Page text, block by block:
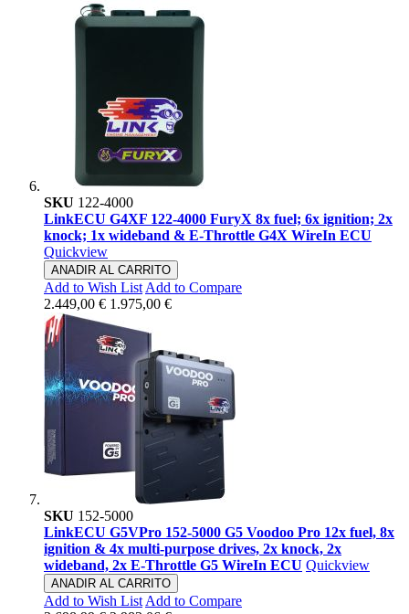
SKU 122-4000
LinkECU G4XF 122-4000 FuryX 8x fuel; 6x ignition; 2x
knock; 1x wideband & E-Throttle G4X WireIn ECU
Quickview
ANADIR AL CARRITO
Add to Wish List Add to Compare
2.449,00 € 1.975,00 €
SKU 152-5000
LinkECU G5VPro 152-5000 G5 Voodoo Pro 12x fuel, 8x
ignition & 4x multi-purpose drives, 2x knock, 2x
wideband, 2x E-Throttle G5 WireIn ECU Quickview
ANADIR AL CARRITO
Add to Wish List Add to Compare